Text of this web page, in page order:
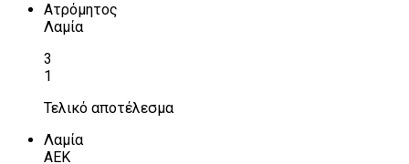
Ατρόμητος
Λαμία
3
1
Τελικό αποτέλεσμα
Λαμία
ΑΕΚ